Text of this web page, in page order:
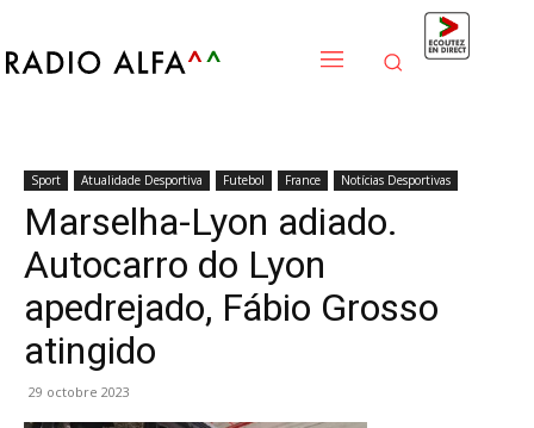
Sport Atualidade Desportiva Futebol France Notícias Desportivas
Marselha-Lyon adiado.
Autocarro do Lyon
apedrejado, Fábio Grosso
atingido
29 octobre 2023